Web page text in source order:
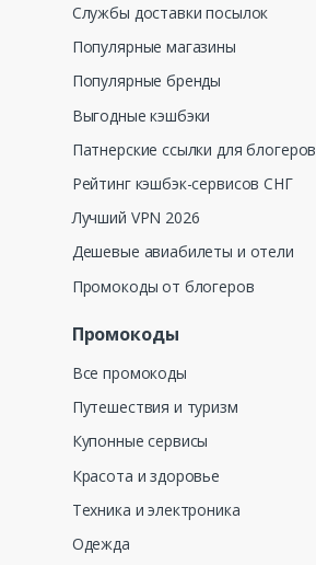
Службы доставки посылок
Популярные магазины
Популярные бренды
Выгодные кэшбэки
Патнерские ссылки для блогеров
Рейтинг кэшбэк-сервисов СНГ
Лучший VPN 2026
Дешевые авиабилеты и отели
Промокоды от блогеров
Промокоды
Все промокоды
Путешествия и туризм
Купонные сервисы
Красота и здоровье
Техника и электроника
Одежда